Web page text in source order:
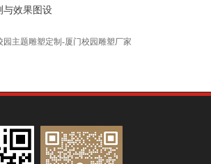
与效果图设
园主题雕塑定制-厦门校园雕塑厂家